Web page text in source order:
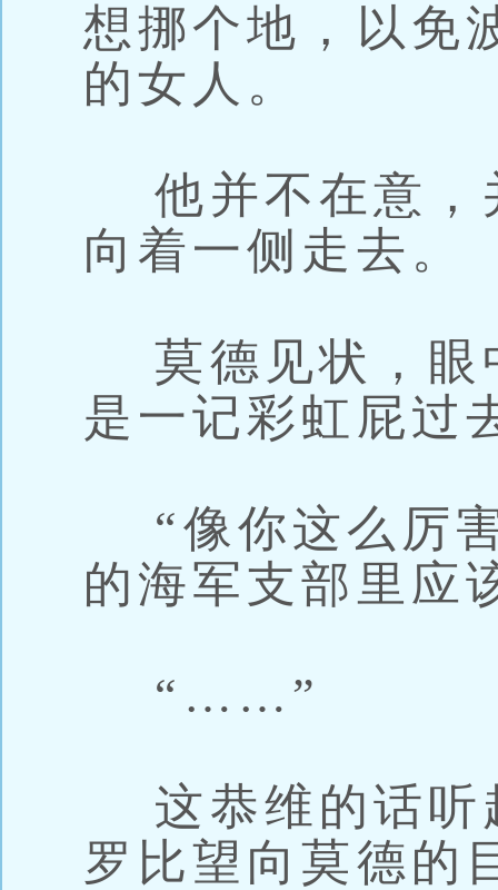
想挪个地，以免
的女人。
他并不在意，
向着一侧走去。
莫德见状，眼
是一记彩虹屁过
“像你这么厉
的海军支部里应
“……”
这恭维的话听
罗比望向莫德的